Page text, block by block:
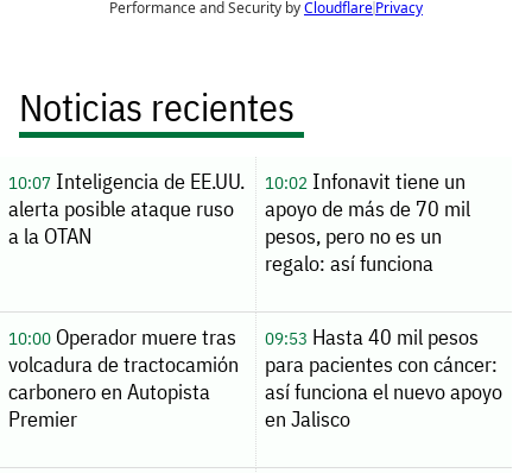
Noticias recientes
10:07Inteligencia de EE.UU.
alerta posible ataque ruso
a la OTAN
10:02Infonavit tiene un
apoyo de más de 70 mil
pesos, pero no es un
regalo: así funciona
10:00Operador muere tras
volcadura de tractocamión
carbonero en Autopista
Premier
09:53 Hasta 40 mil pesos
para pacientes con cáncer:
así funciona el nuevo apoyo
en Jalisco